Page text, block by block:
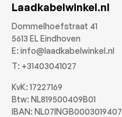
Laadkabelwinkel.nl
Dommelhoefstraat 41
5613 EL Eindhoven
E: info@laadkabelwinkel.nl
T: +31403041027
KvK: 17227169
Btw: NL819500409B01
IBAN: NL07INGB0003019407